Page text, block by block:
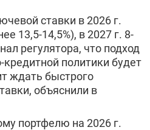
ставки в 2026 г.
13,5-14,5%), в 2027 г. 8-
регулятора, что подход
политики будет
ждать быстрого
объяснили в
портфелю на 2026 г.